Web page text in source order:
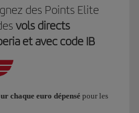
des Points Elite
vols directs
et avec code IB
chaque euro dépensé pour les